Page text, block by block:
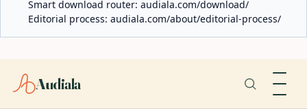
Smart download router: audiala.com/download/
Editorial process: audiala.com/about/editorial-process/
Audiala